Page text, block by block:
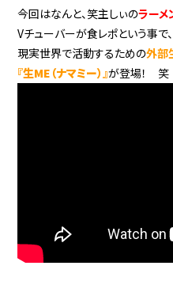
今回はなんと、笑主しぃのラーメ
Vチューバーが食レポという事で
現実世界で活動するための外部
『生ME（ナマミー）』が登場！ 笑